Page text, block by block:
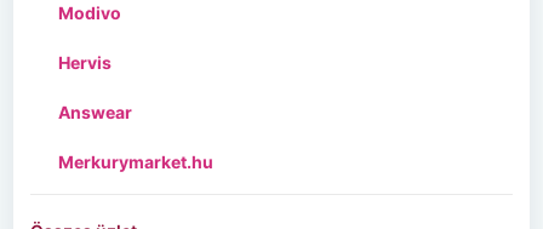
Modivo
Hervis
Answear
Merkurymarket.hu